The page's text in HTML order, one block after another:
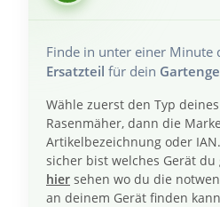
Finde in unter einer Minute
Ersatzteil für dein
Wähle zuerst den Typ
Rasenmäher, dann die
Artikelbezeichnung oder
sicher bist welches Gerät
hier sehen wo du die
an deinem Gerät finden